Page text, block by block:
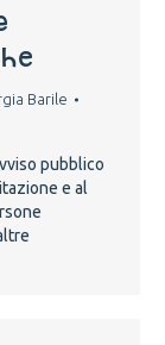
Barile
pubblico
e al